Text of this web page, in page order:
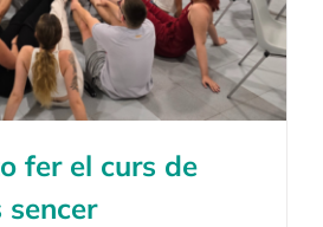
fer el curs de
sencer